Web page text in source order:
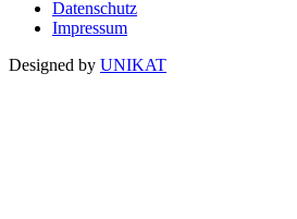
Datenschutz
Impressum
Designed by UNIKAT